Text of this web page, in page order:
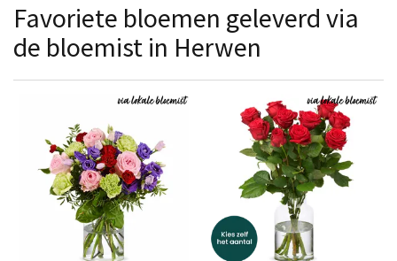
Favoriete bloemen geleverd via
de bloemist in Herwen